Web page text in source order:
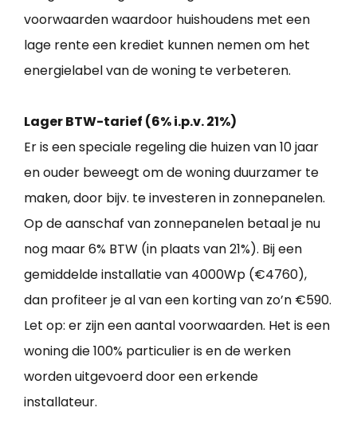
voorwaarden waardoor huishoudens met een
lage rente een krediet kunnen nemen om het
energielabel van de woning te verbeteren.
Lager BTW-tarief (6% i.p.v. 21%)
Er is een speciale regeling die huizen van 10 jaar
en ouder beweegt om de woning duurzamer te
maken, door bijv. te investeren in zonnepanelen.
Op de aanschaf van zonnepanelen betaal je nu
nog maar 6% BTW (in plaats van 21%). Bij een
gemiddelde installatie van 4000Wp (€4760),
dan profiteer je al van een korting van zo’n €590.
Let op: er zijn een aantal voorwaarden. Het is een
woning die 100% particulier is en de werken
worden uitgevoerd door een erkende
installateur.